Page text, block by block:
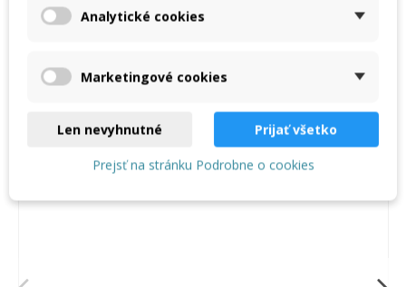
PVC páska č. 3325, šírka 60 mm - dĺžka 50 m
85,00 €
(0,85 €/m)
Analytické cookies
Marketingové cookies
Len nevyhnutné Prijať všetko
Prejsť na stránku Podrobne o cookies